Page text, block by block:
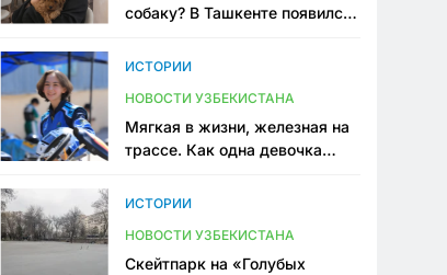
собаку? В Ташкенте появился
ИСТОРИИ
НОВОСТИ УЗБЕКИСТАНА
Мягкая в жизни, железная на
трассе. Как одна девочка
Узбекистане
ИСТОРИИ
НОВОСТИ УЗБЕКИСТАНА
Скейтпарк на «Голубых